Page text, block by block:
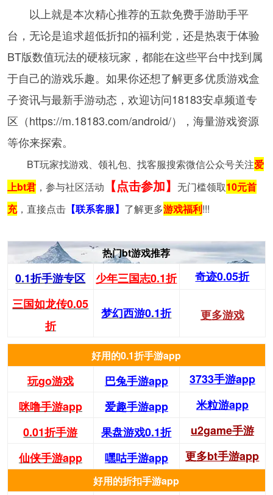
以上就是本次精心推荐的五款免费手游助手平
台，无论是追求超低折扣的福利党，还是热衷于体验
BT版数值玩法的硬核玩家，都能在这些平台中找到属
于自己的游戏乐趣。如果你还想了解更多优质游戏盒
子资讯与最新手游动态，欢迎访问18183安卓频道专
区（https://m.18183.com/android/），海量游戏资源
等你来探索。
BT玩家找游戏、领礼包、找客服搜索微信公众号关注爱
上bt君，参与社区活动 【点击参加】 无门槛领取10元首
充，直接点击【联系客服】 了解更多游戏福利!!!
热门bt游戏推荐
0.1折手游专区 少年三国志0.1折
奇迹0.05折
三国如龙传0.05
折
梦幻西游0.1折 更多游戏
好用的0.1折手游app
玩go游戏 巴兔手游app
3733手游app
咪噜手游app
爱趣手游app
米粒游app
0.01折手游
果盘游戏0.1折
u2game手游
仙侠手游app
嘿咕手游app 更多bt手游app
好用的折扣手游app